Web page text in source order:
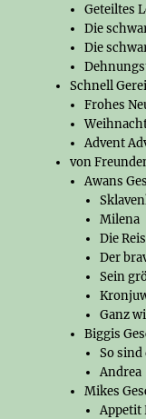
Geteiltes
Die
Die
Schnell
Frohes
Advent
von
Awans
Milena
Die
Der
Sein
Ganz
Biggis
So sind
Andrea
Mikes
Appetit